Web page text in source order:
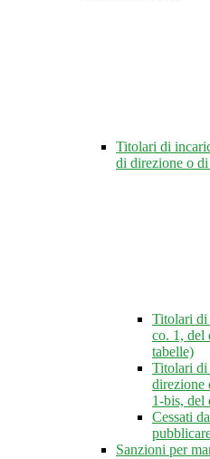
Titolari di
di direzione o
Titolari di
co. 1, del
tabelle)
Titolari di
direzione
1-bis, del
Cessati
Sanzioni per